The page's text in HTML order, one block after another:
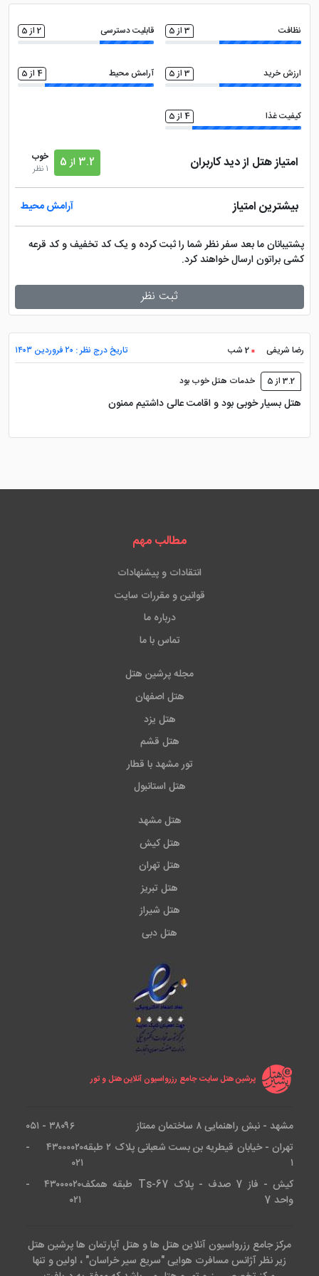
مینی بار سالن بدنسازی
مجموعه ورزشی
صندوق امانات در لابی ماهواره
فروشگاه
اتاق چمدان سالن همایش
نظافت 3 از 5 قابلیت دسترسی 2 از 5
ارزش خرید 3 از 5 آرامش محیط 4 از 5
کیفیت غذا 4 از 5
امتیاز هتل از دید کاربران 3.2 از 5
خوب
1 نظر
بیشترین امتیاز آرامش محیط
پشتیبانان ما بعد سفر نظر شما را ثبت کرده و یک کد تخفیف و کد قرعه
کشی براتون ارسال خواهند کرد.
ثبت نظر
رضا شریفی 2 شب تاریخ درج نظر : ۲۰ فروردین ۱۴۰۳
3.2 از 5 خدمات هتل خوب بود
هتل بسیار خوبی بود و اقامت عالی داشتیم ممنون
مطالب مهم
انتقادات و پیشنهادات
قوانین و مقررات سایت
درباره ما
تماس با ما
مجله پرشین هتل
هتل اصفهان
هتل یزد
هتل قشم
تور مشهد با قطار
هتل استانبول
هتل مشهد
هتل کیش
هتل تهران
هتل تبریز
هتل شیراز
هتل دبی
پرشین هتل سایت جامع رزرواسیون آنلاین هتل و تور
مشهد - نبش راهنمایی ۸ ساختمان ممتاز
۳۸۰۹۶ - ۰۵۱
تهران - خیابان قیطریه بن بست شعبانی پلاک ۲ طبقه
۱
۴۳۰۰۰۰۲۰ -
۰۲۱
کیش - فاز 7 صدف - پلاک Ts-67 طبقه همکف
واحد 7
۴۳۰۰۰۰۲۰ -
۰۲۱
مرکز جامع رزرواسیون آنلاین هتل ها و هتل آپارتمان ها پرشین هتل
زیر نظر آژانس مسافرت هوایی "سریع سیر خراسان" ، اولین و تنها